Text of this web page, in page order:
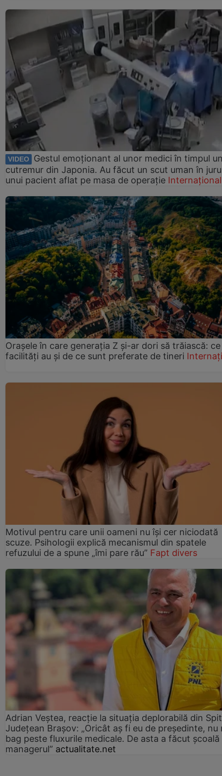
VIDEO
Gestul emoționant al unor medici în timpul
cutremur din Japonia. Au făcut un scut uman în
unui pacient aflat pe masa de operație Internațional
Orașele în care generația Z și-ar dori să trăiască: ce
facilități au și de ce sunt preferate de tineri
Motivul pentru care unii oameni nu își cer niciodată
scuze. Psihologii explică mecanismul din spatele
refuzului de a spune „îmi pare rău” Fapt divers
Adrian Veștea, reacție la situația deplorabilă din
Județean Brașov: „Oricât aș fi eu de președinte, nu
bag peste fluxurile medicale. De asta a făcut școală
managerul” actualitate.net